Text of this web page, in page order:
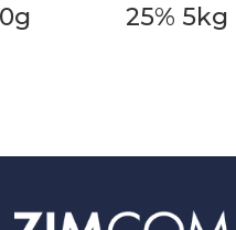
25% 5kg